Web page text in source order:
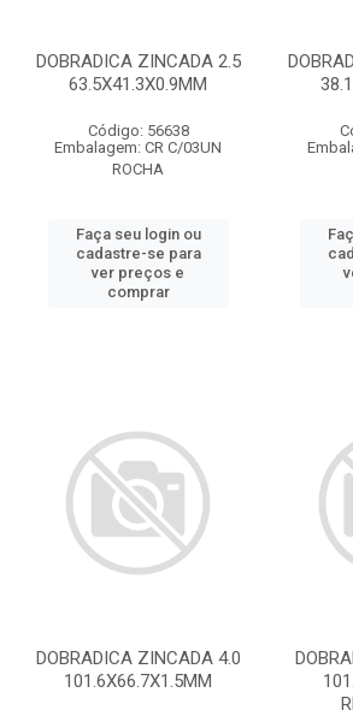
DOBRADICA ZINCADA 2.5
63.5X41.3X0.9MM
Código: 56638
Embalagem: CR C/03UN
ROCHA
Faça seu login ou
cadastre-se para
ver preços e
comprar
DOBRADICA ZINCADA 4.0
101.6X66.7X1.5MM